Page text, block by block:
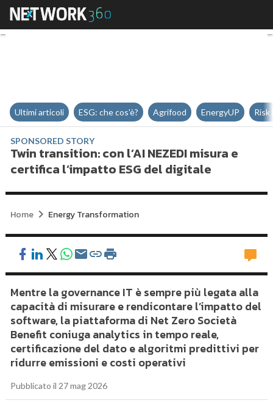
Twin transition: con l’AI
Ultimi articoli ESG: che cos'è? Agrifood EnergyUP Risk
SPONSORED STORY
Twin transition: con l’AI NEZEDI misura e
certifica l’impatto ESG del digitale
Home Energy Transformation
Mentre la governance IT è sempre più legata alla
capacità di misurare e rendicontare l’impatto del
software, la piattaforma di Net Zero Società
Benefit coniuga analytics in tempo reale,
certificazione del dato e algoritmi predittivi per
ridurre emissioni e costi operativi
Pubblicato il 27 mag 2026